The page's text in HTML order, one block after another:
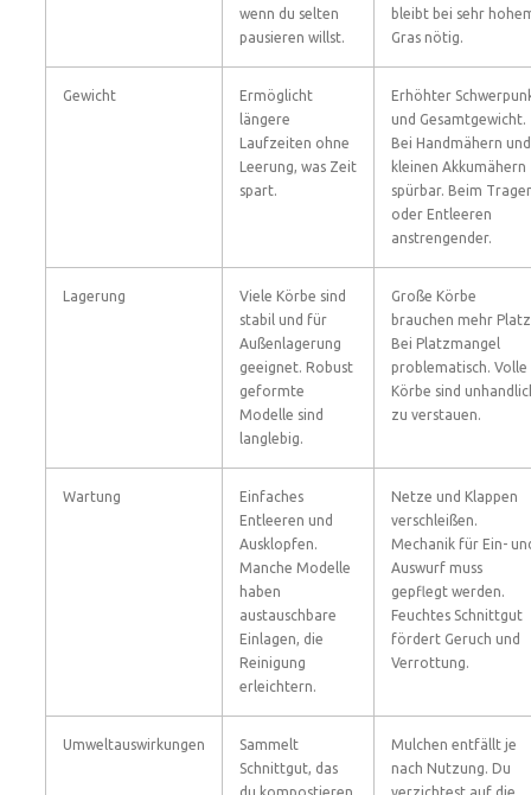
wenn du selten
pausieren willst.
bleibt bei sehr
Gras nötig.
Gewicht
Ermöglicht
längere
Laufzeiten ohne
Leerung, was Zeit
spart.
Erhöhter
und Gesamtgewicht.
Bei Handmähern und
kleinen Akkumähern
spürbar. Beim
oder Entleeren
anstrengender.
Lagerung
Viele Körbe sind
stabil und für
Außenlagerung
geeignet. Robust
geformte
Modelle sind
langlebig.
Große Körbe
brauchen mehr
Bei Platzmangel
problematisch. Volle
Körbe sind
zu verstauen.
Wartung
Einfaches
Entleeren und
Ausklopfen.
Manche Modelle
haben
austauschbare
Einlagen, die
Reinigung
erleichtern.
Netze und Klappen
verschleißen.
Mechanik für Ein-
Auswurf muss
gepflegt werden.
Feuchtes Schnittgut
fördert Geruch und
Verrottung.
Umweltauswirkungen
Sammelt
Schnittgut, das
Mulchen entfällt je
nach Nutzung. Du